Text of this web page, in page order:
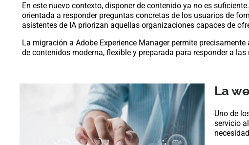
En este nuevo contexto, disponer de contenido ya no es
orientada a responder preguntas concretas de los usuarios de
asistentes de IA priorizan aquellas organizaciones capaces de
La migración a Adobe Experience Manager permite
de contenidos moderna, flexible y preparada para responder a
La
Uno de
servicio